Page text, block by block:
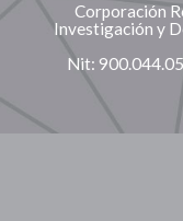
Corporación
Investigación y
Nit: